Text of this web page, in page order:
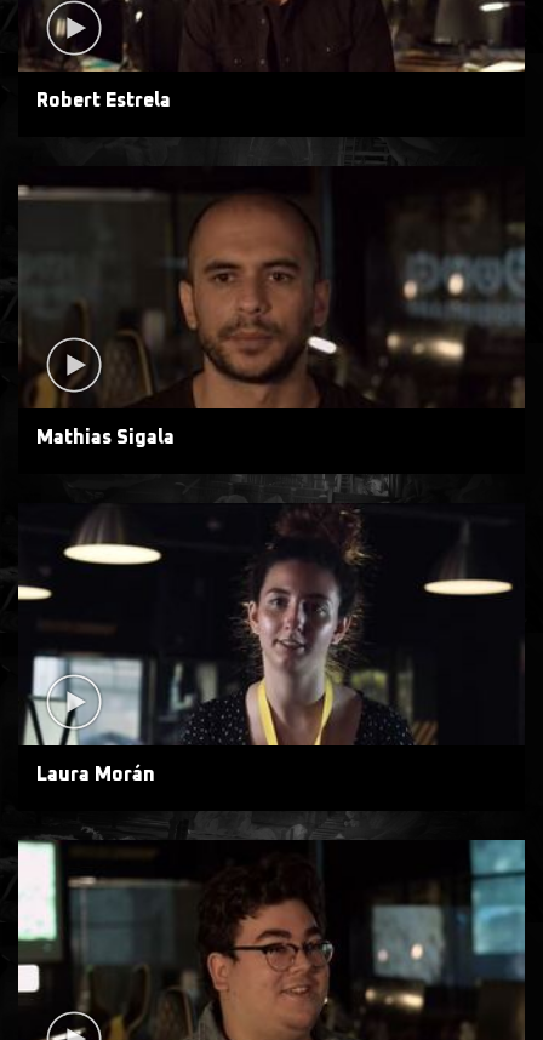
Robert Estrela
Mathias Sigala
Laura Morán